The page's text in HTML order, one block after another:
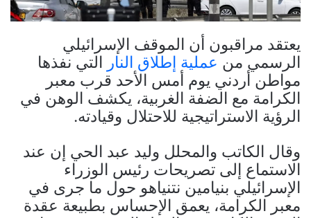
يعتقد مراقبون أن الموقف الإسرائيلي
الرسمي من عملية إطلاق النار التي نفذها
مواطن أردني يوم أمس الأحد قرب معبر
الكرامة مع الضفة الغربية، يكشف الوهن في
الرؤية الاستراتيجية للاحتلال وقيادته.
وقال الكاتب والمحلل وليد عبد الحي إن عند
الاستماع إلى تصريحات رئيس الوزراء
الإسرائيلي بنيامين نتنياهو حول ما جرى في
معبر الكرامة، يعمق الإحساس بطبيعة عقدة